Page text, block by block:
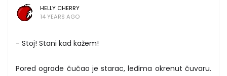
HELLY CHERRY
14 YEARS AGO
- Stoj! Stani kad kažem!
Pored ograde čučao je starac, leđima okrenut čuvaru.